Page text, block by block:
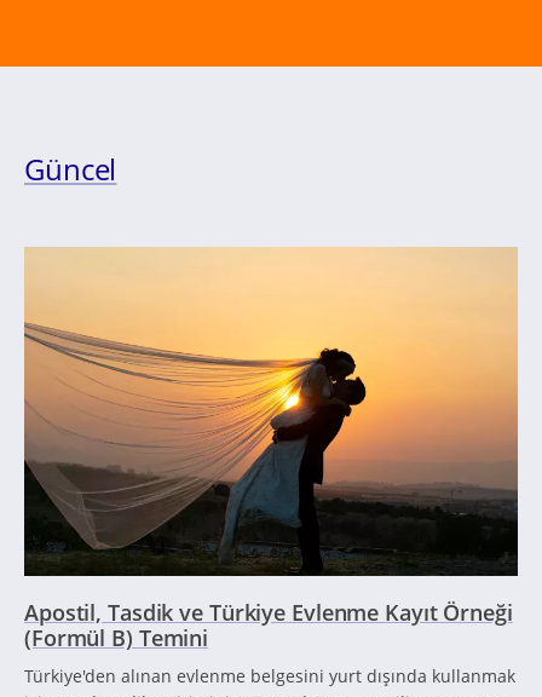
Güncel
Apostil, Tasdik ve Türkiye Evlenme Kayıt Örneği
(Formül B) Temini
Türkiye'den alınan evlenme belgesini yurt dışında kullanmak